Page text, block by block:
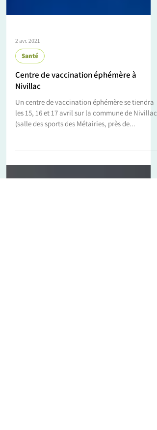
2 avr. 2021
Santé
Centre de vaccination éphémère à
Nivillac
(salle des sports des Métairies, près de...